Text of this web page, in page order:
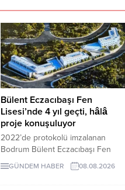
Bülent Eczacıbaşı Fen
Lisesi’nde 4 yıl geçti, hâlâ
proje konuşuluyor
2022’de protokolü imzalanan
Bodrum Bülent Eczacıbaşı Fen
Lisesi için dört yıl sonra hâlâ proje
süreci görüşülüyor. Okulun ne
GÜNDEM HABER 08.08.2026